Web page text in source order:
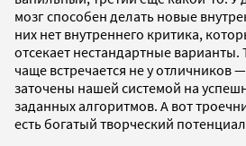
мозг способен делать новые
них нет внутреннего критика,
отсекает нестандартные варианты.
чаще встречается не у отличников
заточены нашей системой на
заданных алгоритмов. А вот
есть богатый творческий